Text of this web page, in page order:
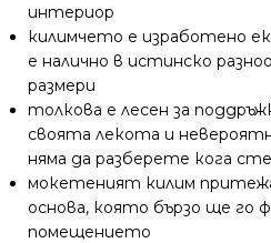
интериор
килимчето е изработено
е налично в истинско
размери
толкова е лесен за
своята лекота и
няма да разберете кога
мокетеният килим
основа, която бързо ще го
помещението